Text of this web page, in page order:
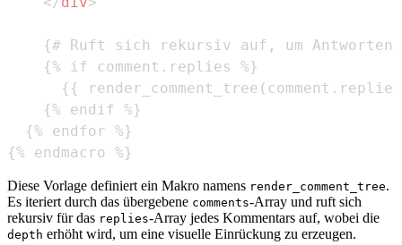
{% endmacro %}
Diese Vorlage definiert ein Makro namens render_comment_tree.
Es iteriert durch das übergebene comments-Array und ruft sich
rekursiv für das replies-Array jedes Kommentars auf, wobei die
depth erhöht wird, um eine visuelle Einrückung zu erzeugen.